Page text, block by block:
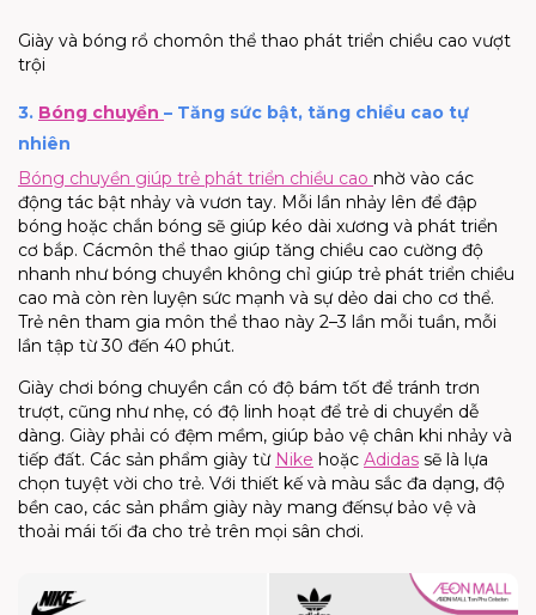
Giày và bóng rổ chomôn thể thao phát triển chiều cao vượt
trội
3. Bóng chuyền – Tăng sức bật, tăng chiều cao tự
nhiên
Bóng chuyền giúp trẻ phát triển chiều cao nhờ vào các
động tác bật nhảy và vươn tay. Mỗi lần nhảy lên để đập
bóng hoặc chắn bóng sẽ giúp kéo dài xương và phát triển
cơ bắp. Cácmôn thể thao giúp tăng chiều cao cường độ
nhanh như bóng chuyền không chỉ giúp trẻ phát triển chiều
cao mà còn rèn luyện sức mạnh và sự dẻo dai cho cơ thể.
Trẻ nên tham gia môn thể thao này 2–3 lần mỗi tuần, mỗi
lần tập từ 30 đến 40 phút.
Giày chơi bóng chuyền cần có độ bám tốt để tránh trơn
trượt, cũng như nhẹ, có độ linh hoạt để trẻ di chuyển dễ
dàng. Giày phải có đệm mềm, giúp bảo vệ chân khi nhảy và
tiếp đất. Các sản phẩm giày từ Nike hoặc Adidas sẽ là lựa
chọn tuyệt vời cho trẻ. Với thiết kế và màu sắc đa dạng, độ
bền cao, các sản phẩm giày này mang đếnsự bảo vệ và
thoải mái tối đa cho trẻ trên mọi sân chơi.